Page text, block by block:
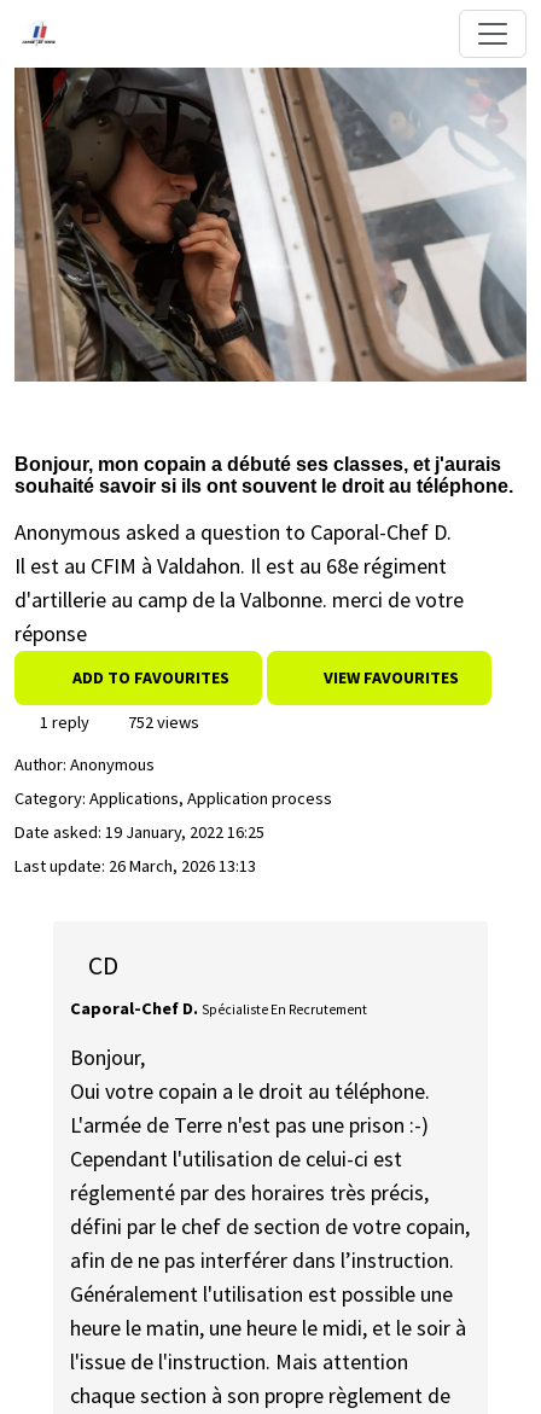
Bonjour, mon copain a débuté ses classes, et j'aurais
souhaité savoir si ils ont souvent le droit au téléphone.
Anonymous asked a question to Caporal-Chef D.
Il est au CFIM à Valdahon. Il est au 68e régiment
d'artillerie au camp de la Valbonne. merci de votre
réponse
ADD TO FAVOURITES VIEW FAVOURITES
1 reply
752 views
Author: Anonymous
Category: Applications, Application process
Date asked: 19 January, 2022 16:25
Last update: 26 March, 2026 13:13
CD
Caporal-Chef D. Spécialiste En Recrutement
Bonjour,
Oui votre copain a le droit au téléphone.
L'armée de Terre n'est pas une prison :-)
Cependant l'utilisation de celui-ci est
réglementé par des horaires très précis,
défini par le chef de section de votre copain,
afin de ne pas interférer dans l’instruction.
Généralement l'utilisation est possible une
heure le matin, une heure le midi, et le soir à
l'issue de l'instruction. Mais attention
chaque section à son propre règlement de